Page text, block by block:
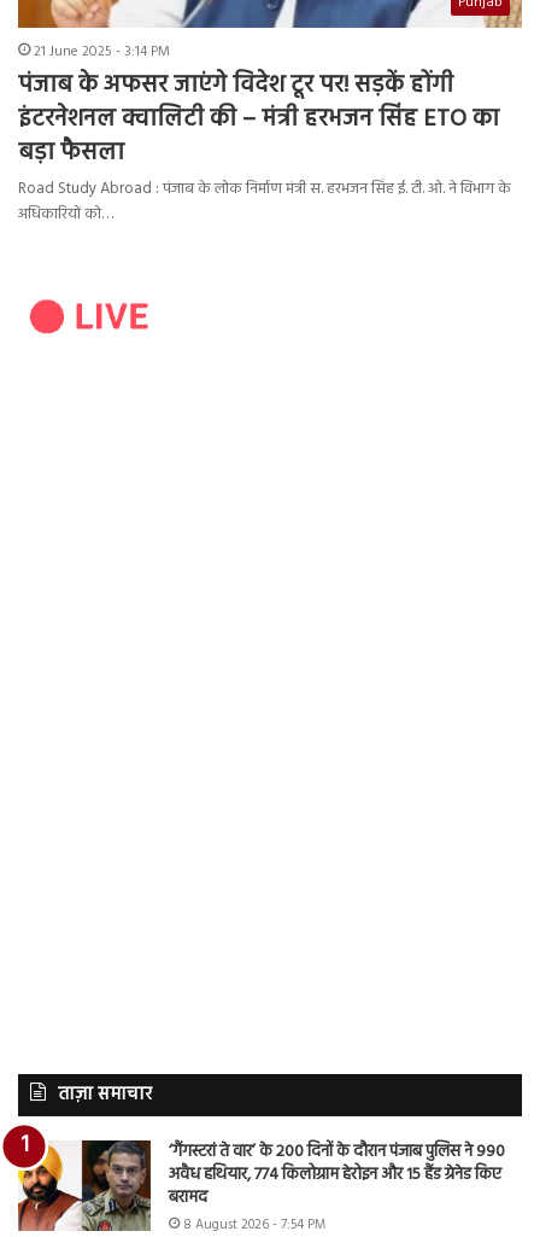
21 June 2025 - 3:14 PM
पंजाब के अफसर जाएंगे विदेश टूर पर! सड़कें होंगी
इंटरनेशनल क्वालिटी की – मंत्री हरभजन सिंह ETO का
बड़ा फैसला
Road Study Abroad : पंजाब के लोक निर्माण मंत्री स. हरभजन सिंह ई. टी. ओ. ने विभाग के
अधिकारियों को…
ताज़ा समाचार
‘गैंगस्टरां ते वार’ के 200 दिनों के दौरान पंजाब पुलिस ने 990
अवैध हथियार, 774 किलोग्राम हेरोइन और 15 हैंड ग्रेनेड किए
बरामद
8 August 2026 - 7:54 PM